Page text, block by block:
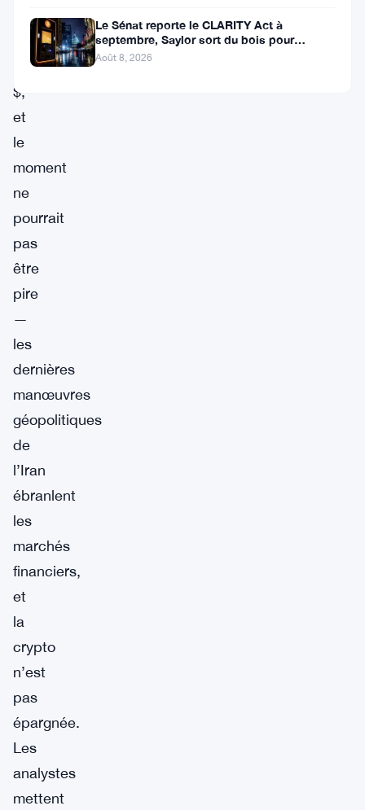
000
$,
et
le
moment
ne
pourrait
pas
être
pire
—
les
dernières
manœuvres
géopolitiques
de
l’Iran
ébranlent
les
marchés
financiers,
et
la
crypto
n’est
pas
épargnée.
Les
analystes
mettent
Le Sénat reporte le CLARITY Act à
septembre, Saylor sort du bois pour
Bitcoin
Août 8, 2026